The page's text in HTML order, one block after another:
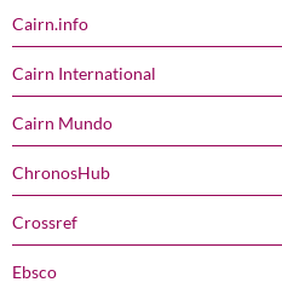
Cairn.info
Cairn International
Cairn Mundo
ChronosHub
Crossref
Ebsco